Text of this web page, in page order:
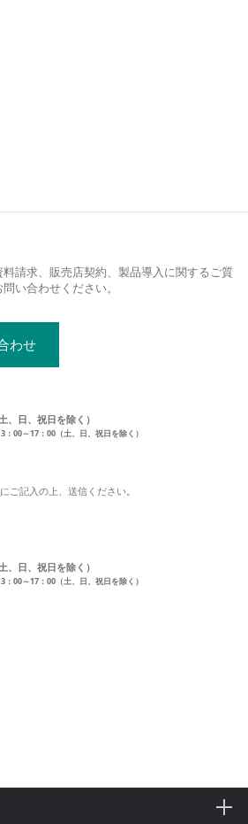
請求、販売店契約、製品導入に関するご質
い合わせください。
わせ
、日、祝日を除く）
00～17：00（土、日、祝日を除く）
にご記入の上、送信ください。
、日、祝日を除く）
00～17：00（土、日、祝日を除く）